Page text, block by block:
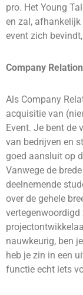
pro. Het Young
en zal,
event zich
Company
Als Company
acquisitie van
Event. Je bent de
van bedrijven en
goed aansluit op
Vanwege de
deelnemende
over de gehele
vertegenwoordigd
nauwkeurig, ben
heb je zin in een
functie echt iets